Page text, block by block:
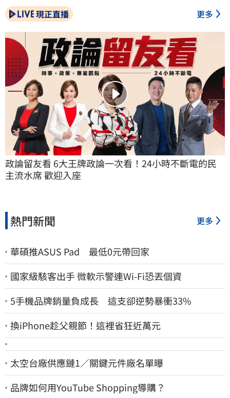
現正直播 更多
政論留友看 6大王牌政論一次看！24小時不斷電的民
主流水席 歡迎入座
熱門新聞 更多
華碩推ASUS Pad 最低0元帶回家
國家級駭客出手 微軟示警連Wi-Fi恐丟個資
5手機品牌銷量負成長 這支卻逆勢暴衝33%
換iPhone趁父親節！這裡省狂近萬元
太空台廠供應鏈1／關鍵元件廠名單曝
品牌如何用YouTube Shopping導購？